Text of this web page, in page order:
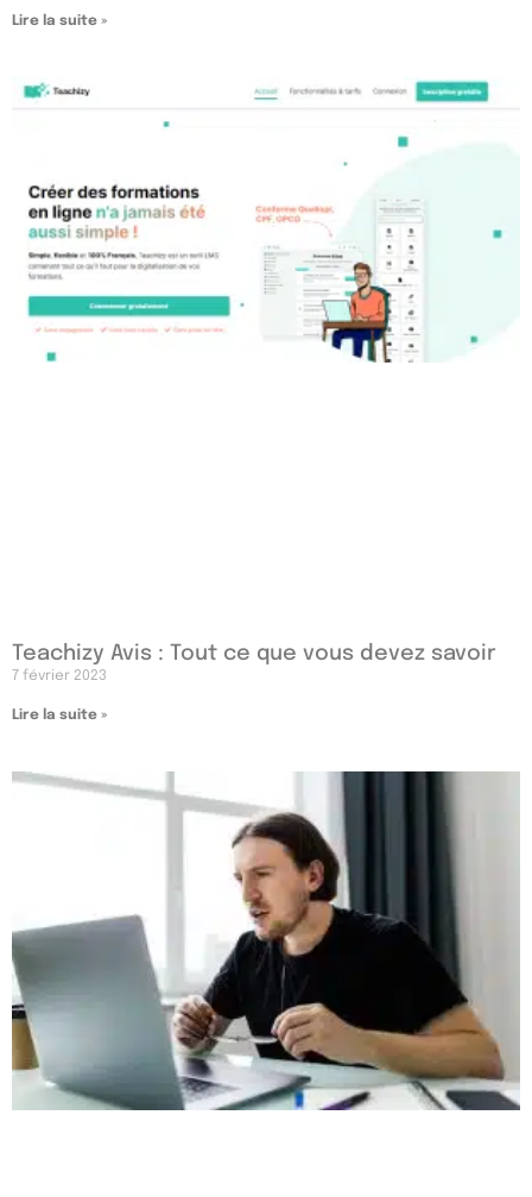
Lire la suite »
Teachizy Avis : Tout ce que vous devez savoir
7 février 2023
Lire la suite »